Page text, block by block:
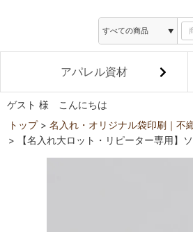
アパレル資材
ゲスト 様 こんにちは
トップ 名入れ・オリジナル袋印刷｜不
【名入れ大ロット・リピーター専用】